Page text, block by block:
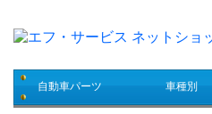
自動車パーツ 車種別